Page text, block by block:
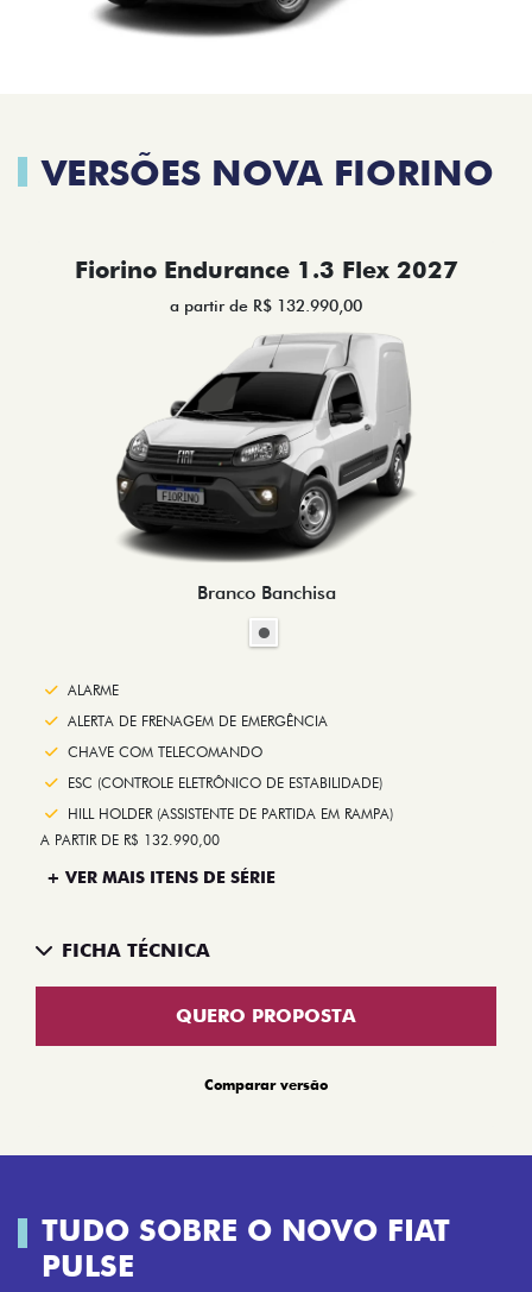
VERSÕES NOVA FIORINO
Fiorino Endurance 1.3 Flex 2027
a partir de R$ 132.990,00
Branco Banchisa
ALARME
ALERTA DE FRENAGEM DE EMERGÊNCIA
CHAVE COM TELECOMANDO
ESC (CONTROLE ELETRÔNICO DE ESTABILIDADE)
HILL HOLDER (ASSISTENTE DE PARTIDA EM RAMPA)
A PARTIR DE R$ 132.990,00
+ VER MAIS ITENS DE SÉRIE
FICHA TÉCNICA
QUERO PROPOSTA
Comparar versão
TUDO SOBRE O NOVO FIAT
PULSE